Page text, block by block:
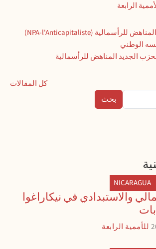
الرابعة
بيان الحزب الجديد المناهض للرأسمالية (NPA-l'Anticapitaliste)
الوطني
الجديد المناهض للرأسمالية
كل المقالات
NICARAGUA
والاستبدادي في نيكاراغوا
للأممية الرابعة